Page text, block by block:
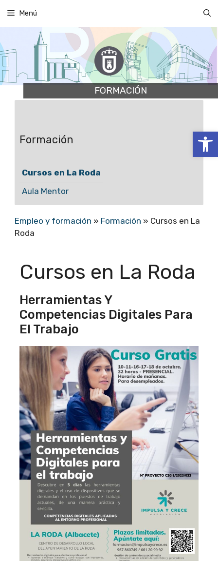
Abrir
contenido
Menú
FORMACIÓN
Empleo y formación » Formación » Cursos en La
Roda
Cursos en La Roda
Herramientas Y
Competencias Digitales Para
El Trabajo
Formación
Cursos en La Roda
Aula Mentor